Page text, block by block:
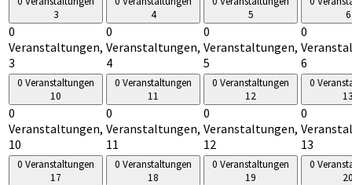
3
0
Veranstaltungen,
3
4
0
Veranstaltungen,
4
5
0
Veranstaltungen,
5
6
0
6
0 Veranstaltungen
10
0
Veranstaltungen,
10
0 Veranstaltungen
11
0
Veranstaltungen,
11
0 Veranstaltungen
12
0
Veranstaltungen,
12
0
0
13
0 Veranstaltungen
17
0 Veranstaltungen
18
0 Veranstaltungen
19
0